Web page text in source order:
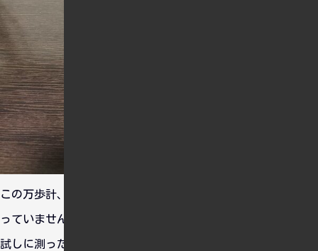
この万歩計、以前購入していたものの、これまではほとんど使
っていませんでした。
試しに測ったところ、スーパーへの往復で約6000歩。ウォーキ